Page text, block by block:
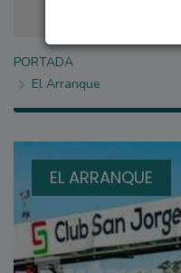
PORTADA
El Arranque
EL ARRANQUE